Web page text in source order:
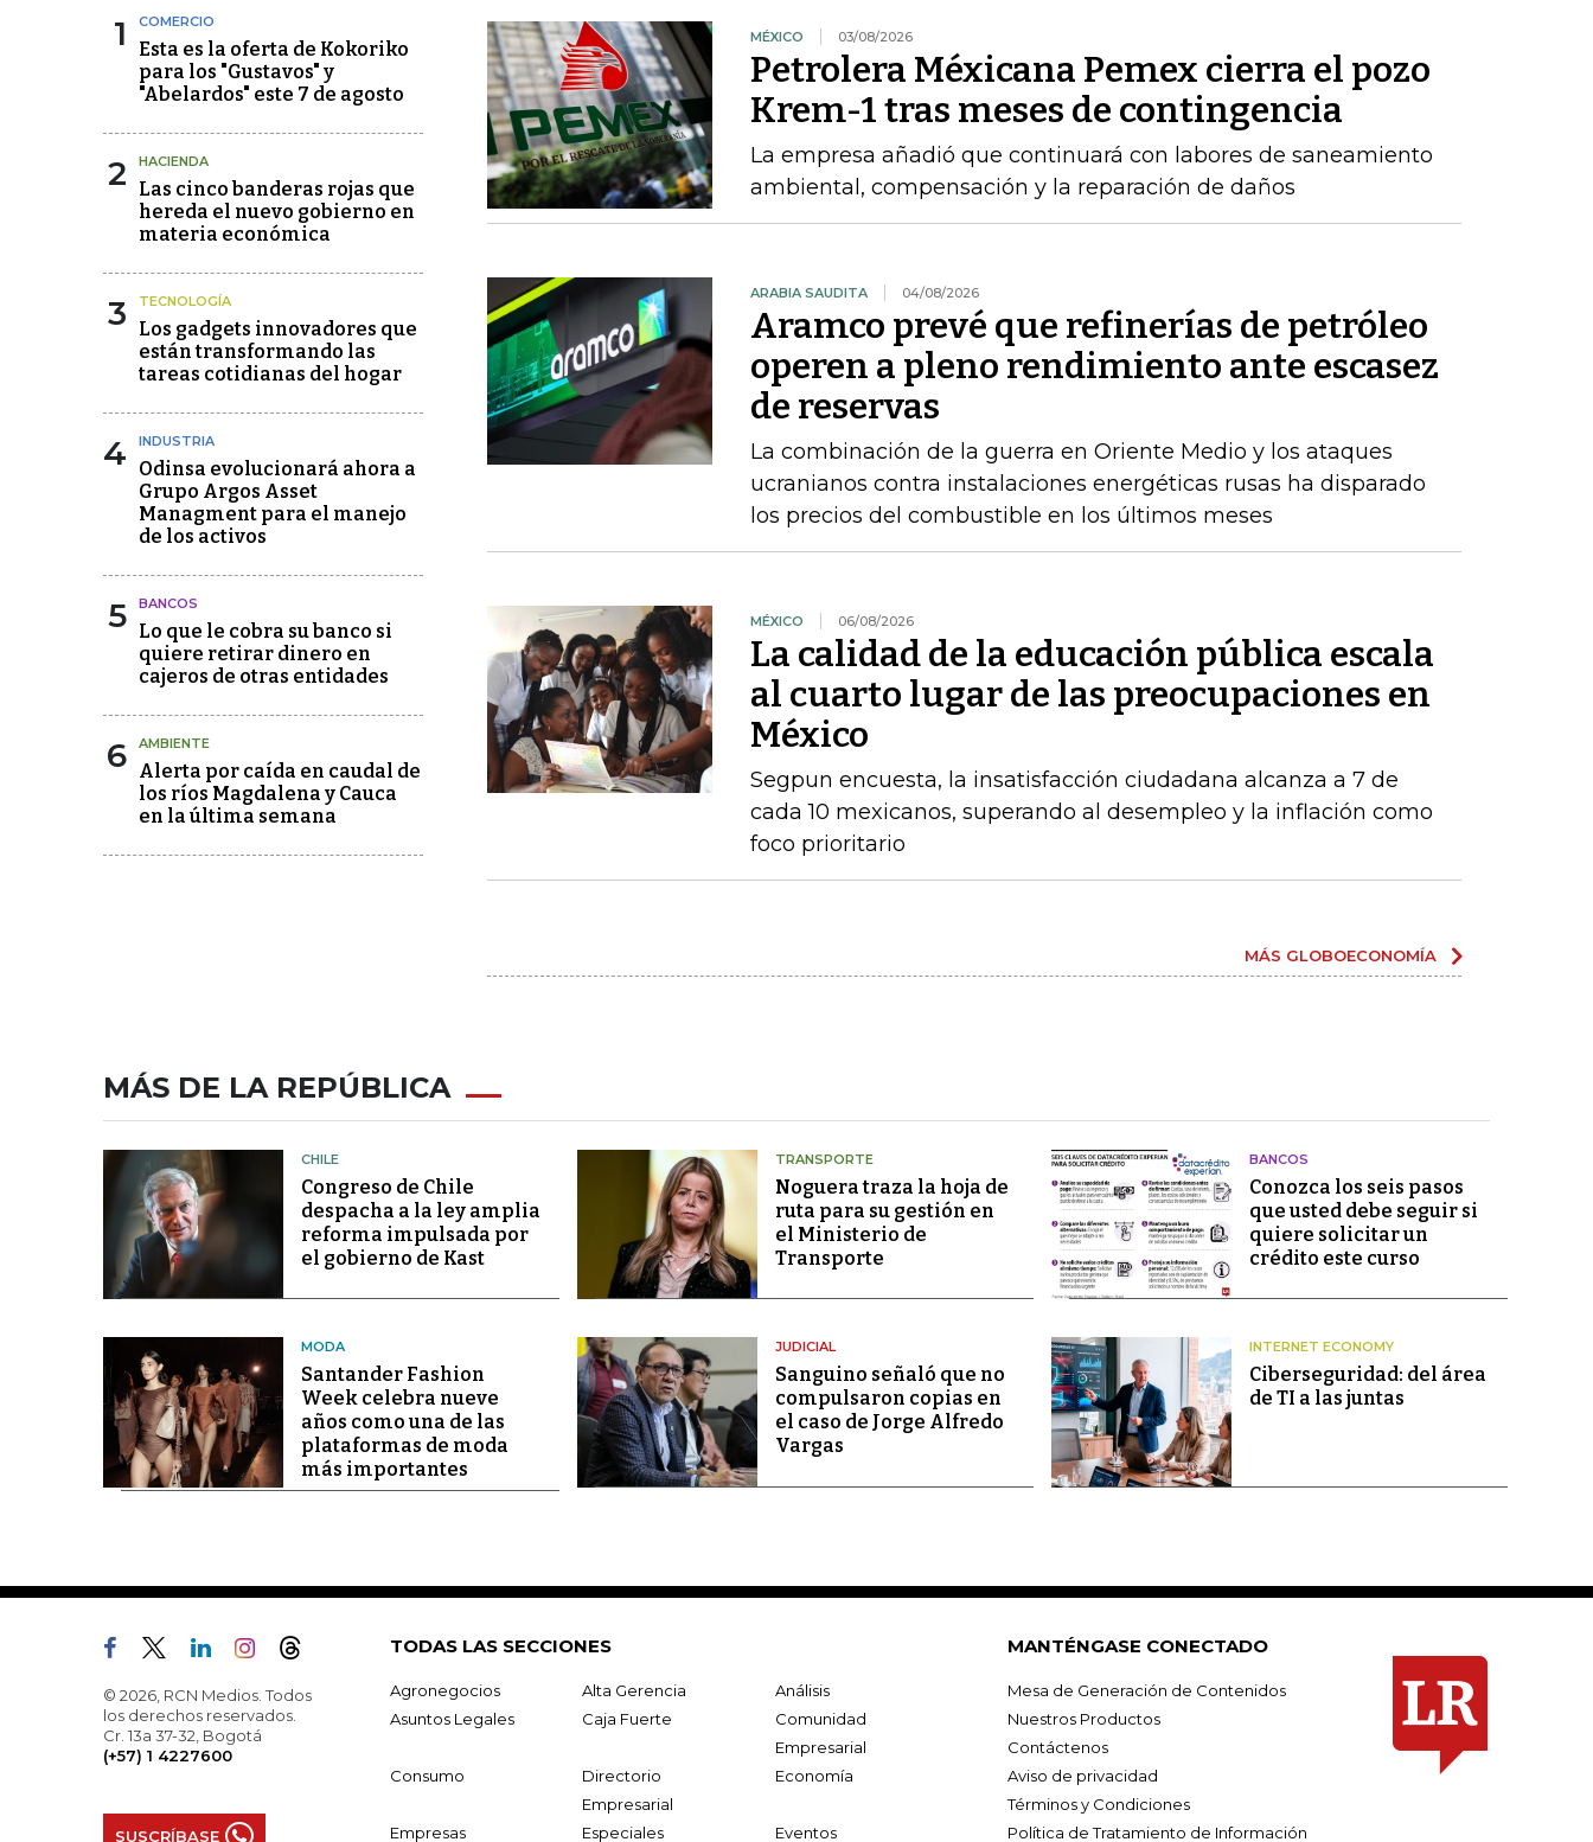
1 COMERCIO
Esta es la oferta de Kokoriko
para los "Gustavos" y
"Abelardos" este 7 de agosto
2 HACIENDA
Las cinco banderas rojas que
hereda el nuevo gobierno en
materia económica
3 TECNOLOGÍA
Los gadgets innovadores que
están transformando las
tareas cotidianas del hogar
4 INDUSTRIA
Odinsa evolucionará ahora a
Grupo Argos Asset
Managment para el manejo
de los activos
5 BANCOS
Lo que le cobra su banco si
quiere retirar dinero en
cajeros de otras entidades
6 AMBIENTE
Alerta por caída en caudal de
los ríos Magdalena y Cauca
en la última semana
MÉXICO 03/08/2026
Petrolera Méxicana Pemex cierra el pozo
Krem-1 tras meses de contingencia
La empresa añadió que continuará con labores de saneamiento
ambiental, compensación y la reparación de daños
ARABIA SAUDITA 04/08/2026
Aramco prevé que refinerías de petróleo
operen a pleno rendimiento ante escasez
de reservas
La combinación de la guerra en Oriente Medio y los ataques
ucranianos contra instalaciones energéticas rusas ha disparado
los precios del combustible en los últimos meses
MÉXICO 06/08/2026
La calidad de la educación pública escala
al cuarto lugar de las preocupaciones en
México
Segpun encuesta, la insatisfacción ciudadana alcanza a 7 de
cada 10 mexicanos, superando al desempleo y la inflación como
foco prioritario
MÁS GLOBOECONOMÍA
MÁS DE LA REPÚBLICA
CHILE
Congreso de Chile
despacha a la ley amplia
reforma impulsada por
el gobierno de Kast
TRANSPORTE
Noguera traza la hoja de
ruta para su gestión en
el Ministerio de
Transporte
BANCOS
Conozca los seis pasos
que usted debe seguir si
quiere solicitar un
crédito este curso
MODA
Santander Fashion
Week celebra nueve
años como una de las
plataformas de moda
más importantes
JUDICIAL
Sanguino señaló que no
compulsaron copias en
el caso de Jorge Alfredo
Vargas
INTERNET ECONOMY
Ciberseguridad: del área
de TI a las juntas
© 2026, RCN Medios. Todos
los derechos reservados.
Cr. 13a 37-32, Bogotá
(+57) 1 4227600
SUSCRÍBASE
TODAS LAS SECCIONES
Agronegocios Alta Gerencia
Análisis
Asuntos Legales
Caja Fuerte
Comunidad
Empresarial
Consumo
Directorio
Empresarial
Economía
Empresas Especiales Eventos
MANTÉNGASE CONECTADO
Mesa de Generación de Contenidos
Nuestros Productos
Contáctenos
Aviso de privacidad
Términos y Condiciones
Política de Tratamiento de Información